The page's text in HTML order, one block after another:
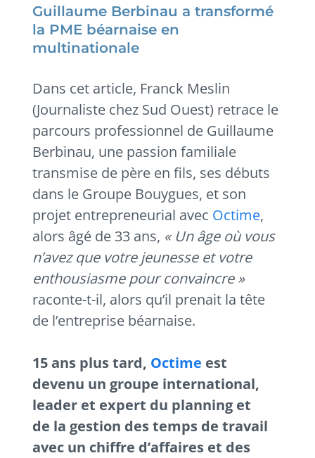
Guillaume Berbinau a transformé
la PME béarnaise en
multinationale
Dans cet article, Franck Meslin
(Journaliste chez Sud Ouest) retrace le
parcours professionnel de Guillaume
Berbinau, une passion familiale
transmise de père en fils, ses débuts
dans le Groupe Bouygues, et son
projet entrepreneurial avec Octime,
alors âgé de 33 ans, « Un âge où vous
n’avez que votre jeunesse et votre
enthousiasme pour convaincre »
raconte-t-il, alors qu’il prenait la tête
de l’entreprise béarnaise.
15 ans plus tard, Octime est
devenu un groupe international,
leader et expert du planning et
de la gestion des temps de travail
avec un chiffre d’affaires et des